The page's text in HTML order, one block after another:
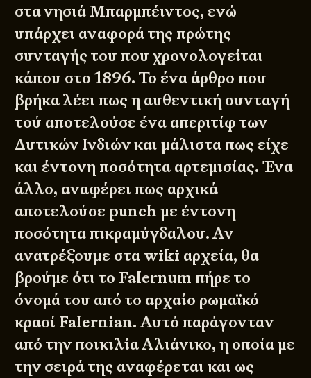
στα νησιά Μπαρμπέιντος, ενώ
υπάρχει αναφορά της πρώτης
συνταγής του που χρονολογείται
κάπου στο 1896. Το ένα άρθρο που
βρήκα λέει πως η αυθεντική συνταγή
τού αποτελούσε ένα απεριτίφ των
Δυτικών Ινδιών και μάλιστα πως είχε
και έντονη ποσότητα αρτεμισίας. Ένα
άλλο, αναφέρει πως αρχικά
αποτελούσε punch με έντονη
ποσότητα πικραμύγδαλου. Αν
ανατρέξουμε στα wiki αρχεία, θα
βρούμε ότι το Falernum πήρε το
όνομά του από το αρχαίο ρωμαϊκό
κρασί Falernian. Αυτό παράγονταν
από την ποικιλία Αλιάνικο, η οποία με
την σειρά της αναφέρεται και ως